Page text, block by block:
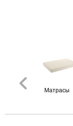
Матрасы